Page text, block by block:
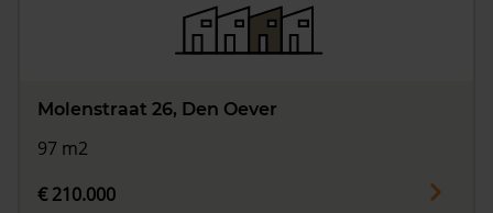
Molenstraat 26, Den Oever
97 m2
€ 210.000